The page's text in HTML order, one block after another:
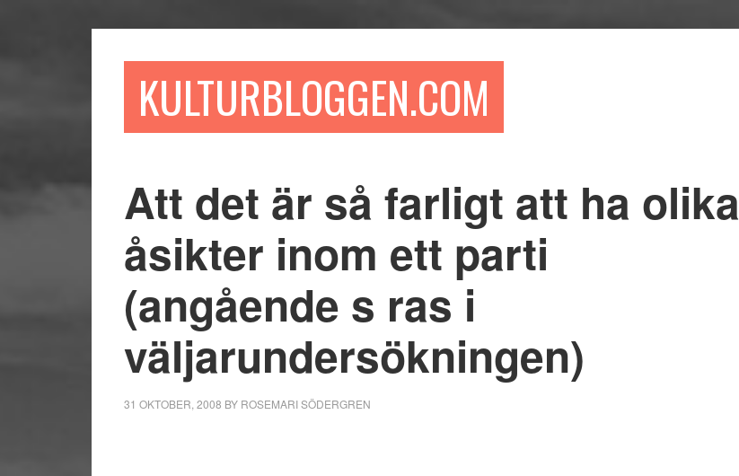
KULTURBLOGGEN.COM
Att det är så farligt att ha olika
åsikter inom ett parti
(angående s ras i
väljarundersökningen)
31 OKTOBER, 2008 BY ROSEMARI SÖDERGREN